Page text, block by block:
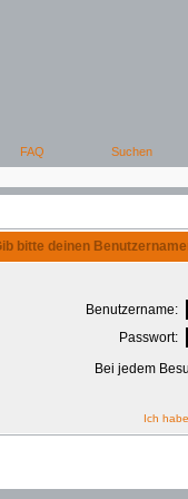
bitte deinen
Benutzername:
Passwort:
Bei jedem
Ich